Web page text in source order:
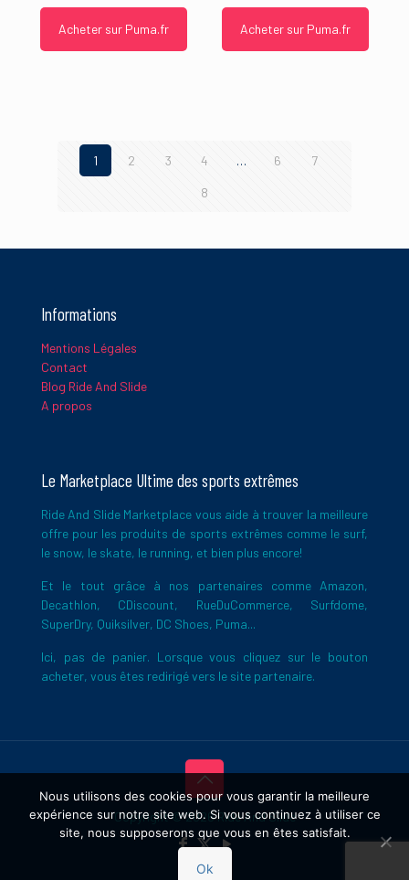
prix
initial
était :
prix
actuel
est :
Acheter sur Puma.fr
prix
initial
était :
prix
actuel
est :
Acheter sur Puma.fr
1 2 3 4 … 6 7
8
Informations
Mentions Légales
Contact
Blog Ride And Slide
A propos
Le Marketplace Ultime des sports extrêmes
Ride And Slide Marketplace vous aide à trouver la meilleure
offre pour les produits de sports extrêmes comme le surf,
le snow, le skate, le running, et bien plus encore!
Et le tout grâce à nos partenaires comme Amazon,
Decathlon, CDiscount, RueDuCommerce, Surfdome,
SuperDry, Quiksilver, DC Shoes, Puma...
Ici, pas de panier. Lorsque vous cliquez sur le bouton
acheter, vous êtes redirigé vers le site partenaire.
Copyright © 2026 Ride And Slide
Nous utilisons des cookies pour vous garantir la meilleure
expérience sur notre site web. Si vous continuez à utiliser ce
site, nous supposerons que vous en êtes satisfait.
Ok